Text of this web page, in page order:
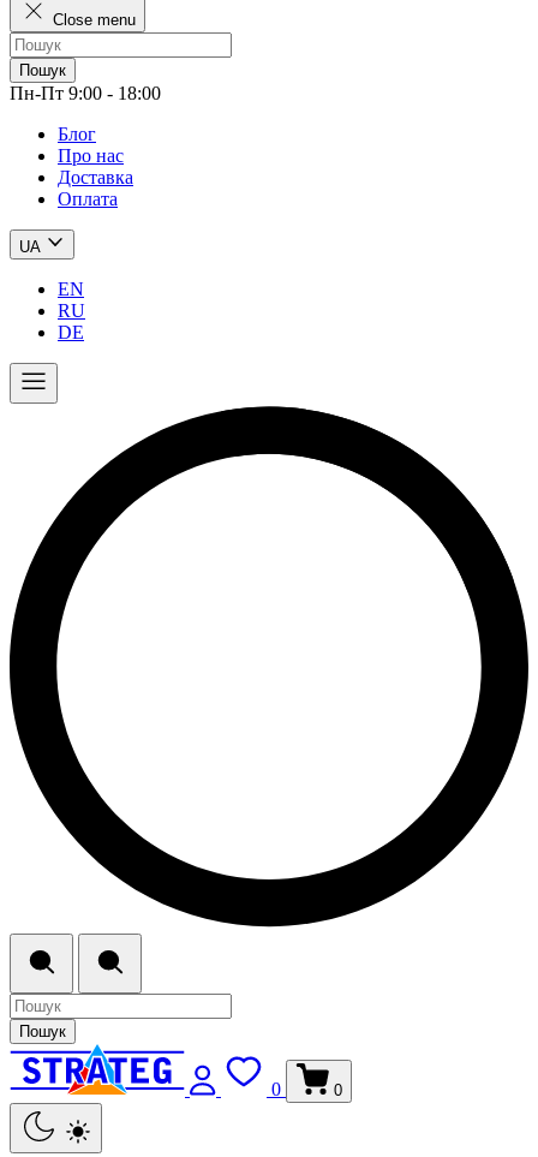
Close menu
Пошук
Пн-Пт 9:00 - 18:00
Блог
Про нас
Доставка
Оплата
UA
EN
RU
DE
Пошук
0 0